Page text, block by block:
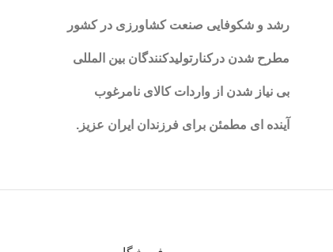
رشد و شکوفایی صنعت کشاورزی در کشور
مطرح شدن درکنارتولیدکنندگان بین المللی
بی نیاز شدن از واردات کالای نامرغوب
آینده ای مطمئن برای فرزندان ایران عزیز.